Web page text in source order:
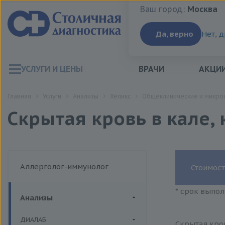
Ваш город:Москва
Ваш город: Москва
Да, верно Нет,
УСЛУГИ И ЦЕНЫ ВРАЧИ
Скрытая кровь в кале,
Аллерголог-иммунолог
Анализы
ДИАЛАБ
* срок